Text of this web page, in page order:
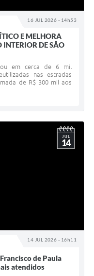
16 JUL 2026 - 14h53
E MELHORA
INTERIOR DE SÃO
em cerca de 6 mil
nas estradas
de R$ 300 mil aos
14 JUL 2026 - 16h11
JUL
14
de Paula
atendidos